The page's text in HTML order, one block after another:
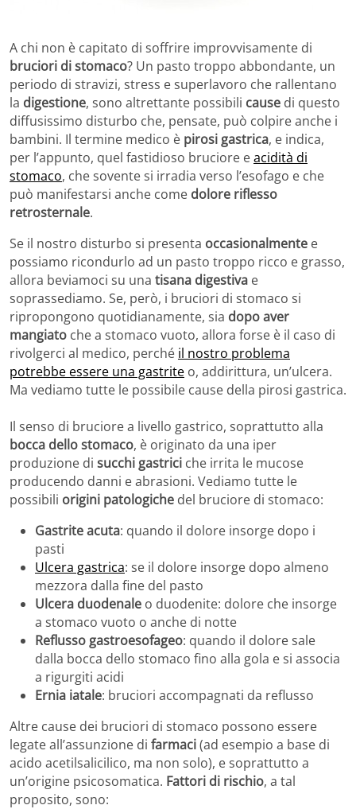
A chi non è capitato di soffrire improvvisamente di
bruciori di stomaco? Un pasto troppo abbondante, un
periodo di stravizi, stress e superlavoro che rallentano
la digestione, sono altrettante possibili cause di questo
diffusissimo disturbo che, pensate, può colpire anche i
bambini. Il termine medico è pirosi gastrica, e indica,
per l’appunto, quel fastidioso bruciore eacidità di
stomaco, che sovente si irradia verso l’esofago e che
può manifestarsi anche come dolore riflesso
retrosternale.
Se il nostro disturbo si presenta occasionalmente e
possiamo ricondurlo ad un pasto troppo ricco e grasso,
allora beviamoci su una tisana digestiva e
soprassediamo. Se, però, i bruciori di stomaco si
ripropongono quotidianamente, sia dopo aver
mangiato che a stomaco vuoto, allora forse è il caso di
rivolgerci al medico, perché il nostro problema
potrebbe essere una gastrite o, addirittura, un’ulcera.
Ma vediamo tutte le possibile cause della pirosi gastrica.
Il senso di bruciore a livello gastrico, soprattutto alla
bocca dello stomaco, è originato da una iper
produzione di succhi gastrici che irrita le mucose
producendo danni e abrasioni. Vediamo tutte le
possibili origini patologiche del bruciore di stomaco:
Gastrite acuta: quando il dolore insorge dopo i
pasti
Ulcera gastrica: se il dolore insorge dopo almeno
mezzora dalla fine del pasto
Ulcera duodenale o duodenite: dolore che insorge
a stomaco vuoto o anche di notte
Reflusso gastroesofageo: quando il dolore sale
dalla bocca dello stomaco fino alla gola e si associa
a rigurgiti acidi
Ernia iatale: bruciori accompagnati da reflusso
Altre cause dei bruciori di stomaco possono essere
legate all’assunzione di farmaci(ad esempio a base di
acido acetilsalicilico, ma non solo), e soprattutto a
un’origine psicosomatica. Fattori di rischio, a tal
proposito, sono: